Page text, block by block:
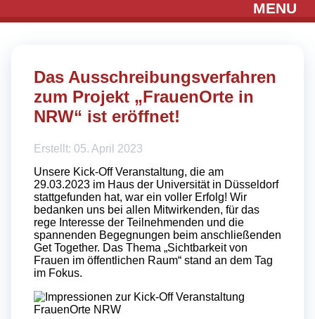
MENU
Das Ausschreibungsverfahren
zum Projekt „FrauenOrte in
NRW“ ist eröffnet!
Erstellt: 05. April 2023
Unsere Kick-Off Veranstaltung, die am
29.03.2023 im Haus der Universität in Düsseldorf
stattgefunden hat, war ein voller Erfolg! Wir
bedanken uns bei allen Mitwirkenden, für das
rege Interesse der Teilnehmenden und die
spannenden Begegnungen beim anschließenden
Get Together. Das Thema „Sichtbarkeit von
Frauen im öffentlichen Raum“ stand an dem Tag
im Fokus.